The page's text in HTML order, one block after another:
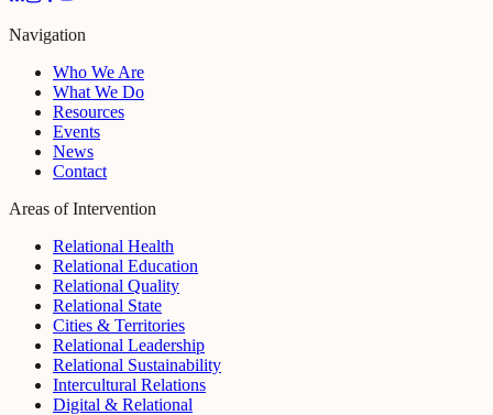
Navigation
Who We Are
What We Do
Resources
Events
News
Contact
Areas of Intervention
Relational Health
Relational Education
Relational Quality
Relational State
Cities & Territories
Relational Leadership
Relational Sustainability
Intercultural Relations
Digital & Relational